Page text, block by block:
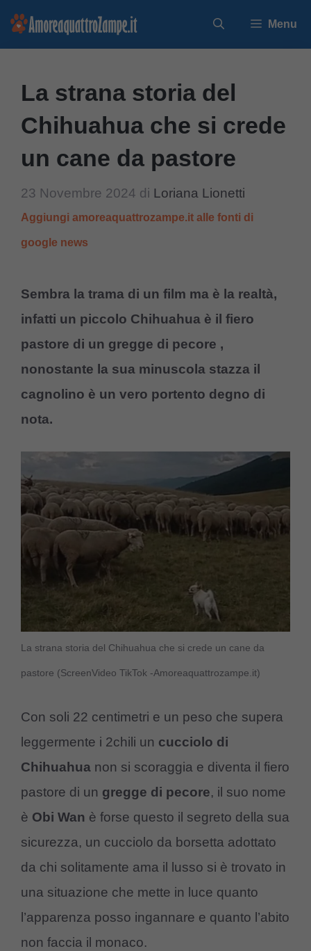
Vai
Menu
La strana storia del
Chihuahua che si crede
un cane da pastore
23 Novembre 2024 di Loriana Lionetti
Aggiungi amoreaquattrozampe.it alle fonti di
google news
Sembra la trama di un film ma è la realtà,
infatti un piccolo Chihuahua è il fiero
pastore di un gregge di pecore ,
nonostante la sua minuscola stazza il
cagnolino è un vero portento degno di
nota.
La strana storia del Chihuahua che si crede un cane da
pastore (ScreenVideo TikTok -Amoreaquattrozampe.it)
Con soli 22 centimetri e un peso che supera
leggermente i 2chili un cucciolo di
Chihuahua non si scoraggia e diventa il fiero
pastore di un gregge di pecore, il suo nome
è Obi Wan è forse questo il segreto della sua
sicurezza, un cucciolo da borsetta adottato
da chi solitamente ama il lusso si è trovato in
una situazione che mette in luce quanto
l’apparenza posso ingannare e quanto l’abito
non faccia il monaco.